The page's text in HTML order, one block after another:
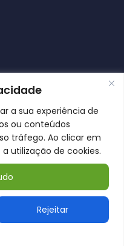
a sua experiência de
ou conteúdos
tráfego. Ao clicar em
utilização de cookies.
Rejeitar